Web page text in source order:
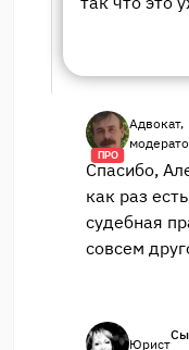
ПРО
Адвокат,
Спасибо,
как раз
судебная
совсем
Юрист